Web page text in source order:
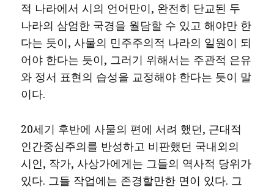
적 나라에서 시의 언어만이, 완전히 단교된 두
나라의 삼엄한 국경을 월담할 수 있고 해야만 한
다는 듯이, 사물의 민주주의적 나라의 일원이 되
어야 한다는 듯이, 그러기 위해서는 주관적 은유
와 정서 표현의 습성을 교정해야 한다는 듯이 말
이다.
20세기 후반에 사물의 편에 서려 했던, 근대적
인간중심주의를 반성하고 비판했던 국내외의
시인, 작가, 사상가에게는 그들의 역사적 당위가
있다. 그들 작업에는 존경할만한 면이 있다. 그